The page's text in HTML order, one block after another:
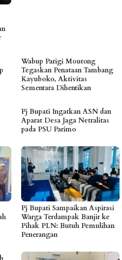
Wabup Parigi Moutong
Tegaskan Penataan Tambang
Kayuboko, Aktivitas
Sementara Dihentikan
Pj Bupati Ingatkan ASN dan
Aparat Desa Jaga Netralitas
pada PSU Parimo
Pj Bupati Sampaikan Aspirasi
Warga Terdampak Banjir ke
Pihak PLN: Butuh Pemulihan
Penerangan